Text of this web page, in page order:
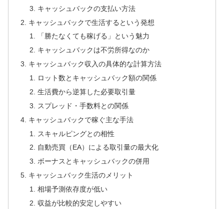
キャッシュバックの支払い方法
キャッシュバックで生活するという発想
「勝たなくても稼げる」という魅力
キャッシュバックは不労所得なのか
キャッシュバック収入の具体的な計算方法
ロット数とキャッシュバック額の関係
生活費から逆算した必要取引量
スプレッド・手数料との関係
キャッシュバックで稼ぐ主な手法
スキャルピングとの相性
自動売買（EA）による取引量の最大化
ボーナスとキャッシュバックの併用
キャッシュバック生活のメリット
相場予測依存度が低い
収益が比較的安定しやすい